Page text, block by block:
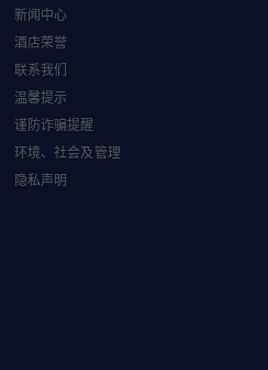
新闻中心
酒店荣誉
联系我们
温馨提示
谨防诈骗提醒
环境、社会及管理
隐私声明